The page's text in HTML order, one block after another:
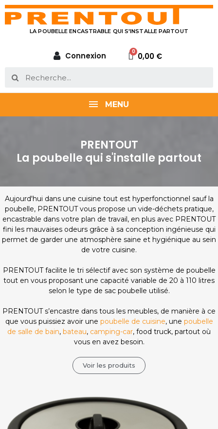
LA POUBELLE ENCASTRABLE QUI S'INSTALLE PARTOUT
Connexion 0,00 €
MENU
PRENTOUT
La poubelle qui s'installe partout
Aujourd'hui dans une cuisine tout est hyperfonctionnel sauf la
poubelle, PRENTOUT vous propose un vide-déchets pratique,
encastrable dans votre plan de travail, en plus avec PRENTOUT
fini les mauvaises odeurs grâce à sa conception ingénieuse qui
permet de garder une atmosphère saine et hygiénique au sein
de votre cuisine.
PRENTOUT facilite le tri sélectif avec son système de poubelle
tout en vous proposant une capacité variable de 20 à 110 litres
selon le type de sac poubelle utilisé.
PRENTOUT s’encastre dans tous les meubles, de manière à ce
que vous puissiez avoir une poubelle de cuisine, une poubelle
de salle de bain, bateau, camping-car, food truck, partout où
vous en avez besoin.
Voir les produits